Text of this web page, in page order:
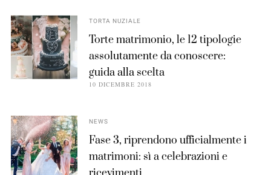
TORTA NUZIALE
Torte matrimonio, le 12 tipologie
assolutamente da conoscere:
guida alla scelta
10 DICEMBRE 2018
NEWS
Fase 3, riprendono ufficialmente i
matrimoni: sì a celebrazioni e